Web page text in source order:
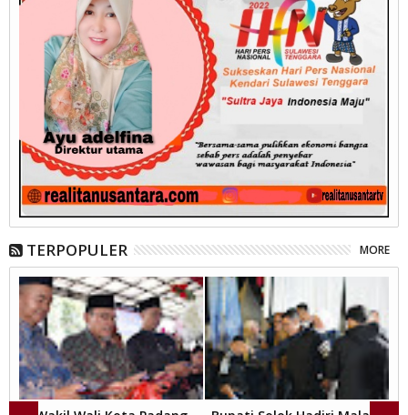
TERPOPULER MORE